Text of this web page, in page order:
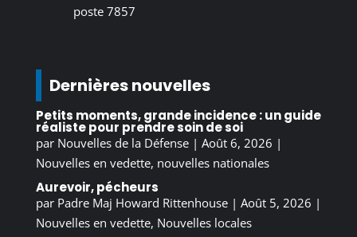
poste 7857
Dernières nouvelles
Petits moments, grande incidence : un guide
réaliste pour prendre soin de soi
par Nouvelles de la Défense| Août 6, 2026 |
Nouvelles en vedette, nouvelles nationales
Aurevoir, pécheurs
par Padre Maj Howard Rittenhouse| Août 5, 2026 |
Nouvelles en vedette, Nouvelles locales